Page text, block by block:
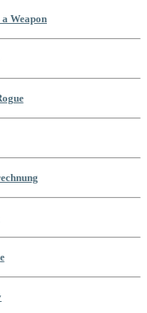
Weapon